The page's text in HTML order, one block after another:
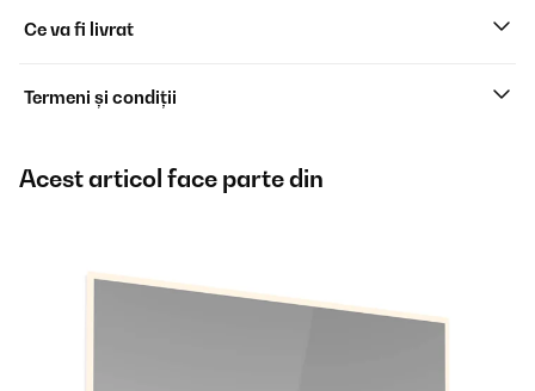
Ce va fi livrat
Termeni și condiții
Acest articol face parte din